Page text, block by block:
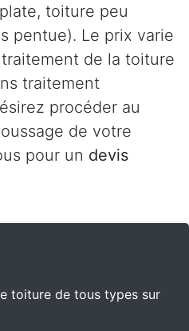
toiture peu
pentue). Le prix varie
de la toiture
traitement
procéder au
de votre
pour un devis
toiture de tous types sur